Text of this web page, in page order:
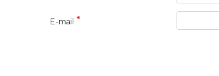
E-mail